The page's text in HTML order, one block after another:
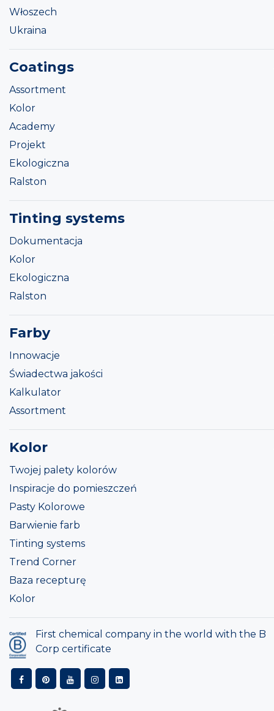
Włoszech
Ukraina
Coatings
Assortment
Kolor
Academy
Projekt
Ekologiczna
Ralston
Tinting systems
Dokumentacja
Kolor
Ekologiczna
Ralston
Farby
Innowacje
Świadectwa jakości
Kalkulator
Assortment
Kolor
Twojej palety kolorów
Inspiracje do pomieszczeń
Pasty Kolorowe
Barwienie farb
Tinting systems
Trend Corner
Baza recepturę
Kolor
First chemical company in the world with the B
Corp certificate